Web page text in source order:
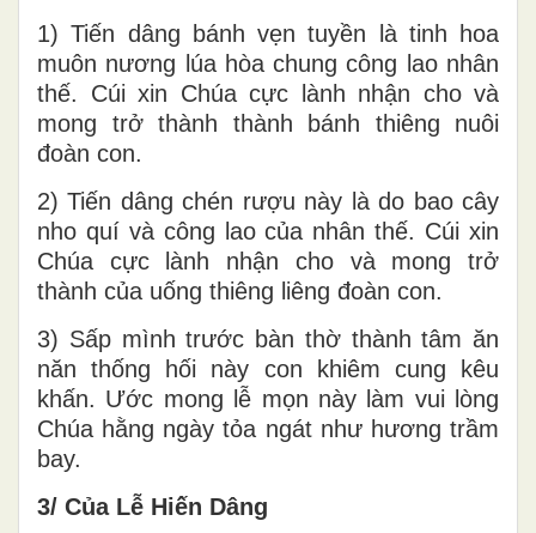
1) Tiến dâng bánh vẹn tuyền là tinh hoa
muôn nương lúa hòa chung công lao nhân
thế. Cúi xin Chúa cực lành nhận cho và
mong trở thành thành bánh thiêng nuôi
đoàn con.
2) Tiến dâng chén rượu này là do bao cây
nho quí và công lao của nhân thế. Cúi xin
Chúa cực lành nhận cho và mong trở
thành của uống thiêng liêng đoàn con.
3) Sấp mình trước bàn thờ thành tâm ăn
năn thống hối này con khiêm cung kêu
khấn. Ước mong lễ mọn này làm vui lòng
Chúa hằng ngày tỏa ngát như hương trầm
bay.
3/ Của Lễ Hiến Dâng